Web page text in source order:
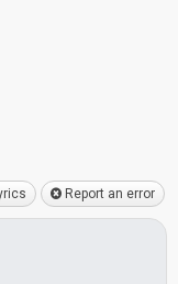
Report an error